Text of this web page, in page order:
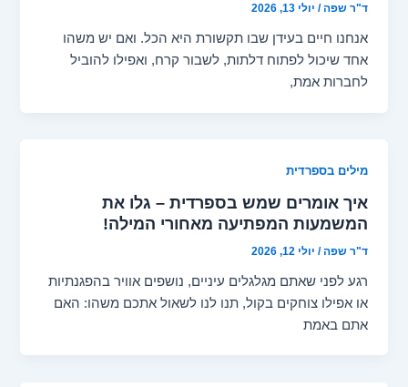
ד"ר שפה/ יולי 13, 2026
אנחנו חיים בעידן שבו תקשורת היא הכל. ואם יש משהו
אחד שיכול לפתוח דלתות, לשבור קרח, ואפילו להוביל
לחברות אמת,
מילים בספרדית
איך אומרים שמש בספרדית – גלו את
המשמעות המפתיעה מאחורי המילה!
ד"ר שפה/ יולי 12, 2026
רגע לפני שאתם מגלגלים עיניים, נושפים אוויר בהפגנתיות
או אפילו צוחקים בקול, תנו לנו לשאול אתכם משהו: האם
אתם באמת